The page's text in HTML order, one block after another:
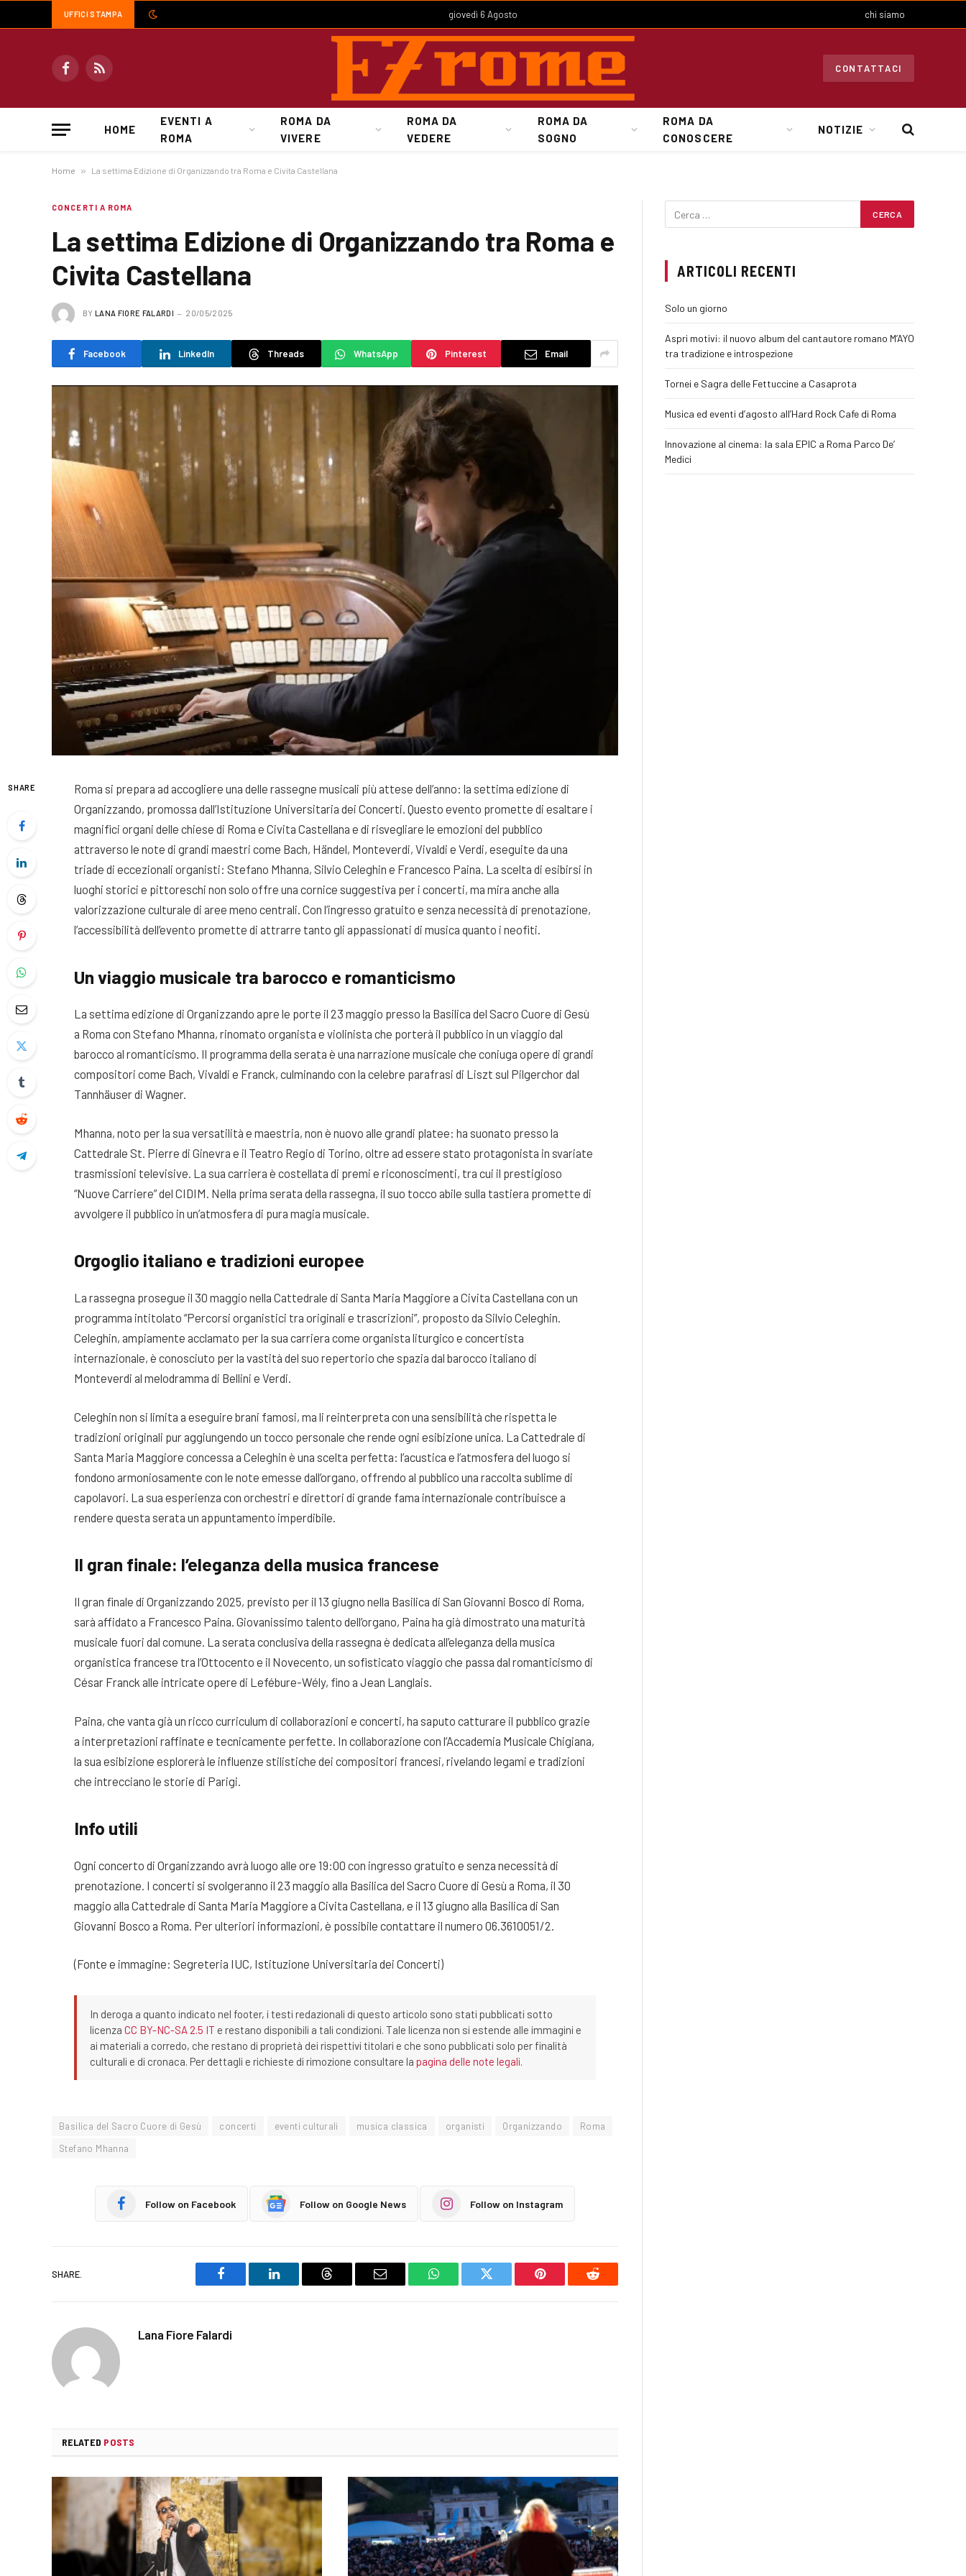
UFFICI STAMPA giovedì 6 Agosto chi siamo
FacebookRSS
CONTATTACI
HOME
EVENTI A
ROMA
ROMA DA
VIVERE
ROMA DA
VEDERE
ROMA DA
SOGNO
ROMA DA
CONOSCERE
NOTIZIE
Home » La settima Edizione di Organizzando tra Roma e Civita Castellana
CONCERTI A ROMA
La settima Edizione di Organizzando tra Roma e
Civita Castellana
BY LANA FIORE FALARDI 20/05/2025
Facebook LinkedIn Threads WhatsApp Pinterest Email
SHARE
Roma si prepara ad accogliere una delle rassegne musicali più attese dell’anno: la settima edizione di
Organizzando, promossa dall’Istituzione Universitaria dei Concerti. Questo evento promette di esaltare i
magnifici organi delle chiese di Roma e Civita Castellana e di risvegliare le emozioni del pubblico
attraverso le note di grandi maestri come Bach, Händel, Monteverdi, Vivaldi e Verdi, eseguite da una
triade di eccezionali organisti: Stefano Mhanna, Silvio Celeghin e Francesco Paina. La scelta di esibirsi in
luoghi storici e pittoreschi non solo offre una cornice suggestiva per i concerti, ma mira anche alla
valorizzazione culturale di aree meno centrali. Con l’ingresso gratuito e senza necessità di prenotazione,
l’accessibilità dell’evento promette di attrarre tanto gli appassionati di musica quanto i neofiti.
Un viaggio musicale tra barocco e romanticismo
La settima edizione di Organizzando apre le porte il 23 maggio presso la Basilica del Sacro Cuore di Gesù
a Roma con Stefano Mhanna, rinomato organista e violinista che porterà il pubblico in un viaggio dal
barocco al romanticismo. Il programma della serata è una narrazione musicale che coniuga opere di grandi
compositori come Bach, Vivaldi e Franck, culminando con la celebre parafrasi di Liszt sul Pilgerchor dal
Tannhäuser di Wagner.
Mhanna, noto per la sua versatilità e maestria, non è nuovo alle grandi platee: ha suonato presso la
Cattedrale St. Pierre di Ginevra e il Teatro Regio di Torino, oltre ad essere stato protagonista in svariate
trasmissioni televisive. La sua carriera è costellata di premi e riconoscimenti, tra cui il prestigioso
“Nuove Carriere” del CIDIM. Nella prima serata della rassegna, il suo tocco abile sulla tastiera promette di
avvolgere il pubblico in un’atmosfera di pura magia musicale.
Orgoglio italiano e tradizioni europee
La rassegna prosegue il 30 maggio nella Cattedrale di Santa Maria Maggiore a Civita Castellana con un
programma intitolato “Percorsi organistici tra originali e trascrizioni”, proposto da Silvio Celeghin.
Celeghin, ampiamente acclamato per la sua carriera come organista liturgico e concertista
internazionale, è conosciuto per la vastità del suo repertorio che spazia dal barocco italiano di
Monteverdi al melodramma di Bellini e Verdi.
Celeghin non si limita a eseguire brani famosi, ma li reinterpreta con una sensibilità che rispetta le
tradizioni originali pur aggiungendo un tocco personale che rende ogni esibizione unica. La Cattedrale di
Santa Maria Maggiore concessa a Celeghin è una scelta perfetta: l’acustica e l’atmosfera del luogo si
fondono armoniosamente con le note emesse dall’organo, offrendo al pubblico una raccolta sublime di
capolavori. La sua esperienza con orchestri e direttori di grande fama internazionale contribuisce a
rendere questa serata un appuntamento imperdibile.
Il gran finale: l’eleganza della musica francese
Il gran finale di Organizzando 2025, previsto per il 13 giugno nella Basilica di San Giovanni Bosco di Roma,
sarà affidato a Francesco Paina. Giovanissimo talento dell’organo, Paina ha già dimostrato una maturità
musicale fuori dal comune. La serata conclusiva della rassegna è dedicata all’eleganza della musica
organistica francese tra l’Ottocento e il Novecento, un sofisticato viaggio che passa dal romanticismo di
César Franck alle intricate opere di Lefébure-Wély, fino a Jean Langlais.
Paina, che vanta già un ricco curriculum di collaborazioni e concerti, ha saputo catturare il pubblico grazie
a interpretazioni raffinate e tecnicamente perfette. In collaborazione con l’Accademia Musicale Chigiana,
la sua esibizione esplorerà le influenze stilistiche dei compositori francesi, rivelando legami e tradizioni
che intrecciano le storie di Parigi.
Info utili
Ogni concerto di Organizzando avrà luogo alle ore 19:00 con ingresso gratuito e senza necessità di
prenotazione. I concerti si svolgeranno il 23 maggio alla Basilica del Sacro Cuore di Gesù a Roma, il 30
maggio alla Cattedrale di Santa Maria Maggiore a Civita Castellana, e il 13 giugno alla Basilica di San
Giovanni Bosco a Roma. Per ulteriori informazioni, è possibile contattare il numero 06.3610051/2.
(Fonte e immagine: Segreteria IUC, Istituzione Universitaria dei Concerti)
In deroga a quanto indicato nel footer, i testi redazionali di questo articolo sono stati pubblicati sotto
licenza CC BY-NC-SA 2.5 IT e restano disponibili a tali condizioni. Tale licenza non si estende alle immagini e
ai materiali a corredo, che restano di proprietà dei rispettivi titolari e che sono pubblicati solo per finalità
culturali e di cronaca. Per dettagli e richieste di rimozione consultare la pagina delle note legali.
Basilica del Sacro Cuore di Gesù concerti eventi culturali musica classica organisti Organizzando
Roma
Stefano Mhanna
Follow on Facebook Follow on Google News Follow on Instagram
SHARE.
Facebook LinkedIn Threads Email WhatsAppTwitter Pinterest Reddit
Lana Fiore Falardi
RELATED POSTS
ARTICOLI RECENTI
Solo un giorno
Aspri motivi: il nuovo album del cantautore romano M’AYO
tra tradizione e introspezione
Tornei e Sagra delle Fettuccine a Casaprota
Musica ed eventi d’agosto all’Hard Rock Cafe di Roma
Innovazione al cinema: la sala EPIC a Roma Parco De’
Medici